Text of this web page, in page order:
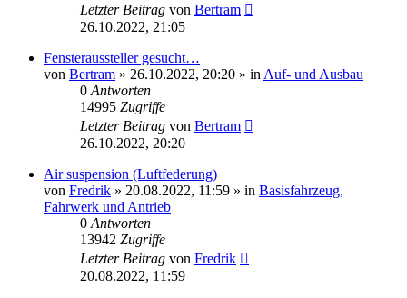
Letzter Beitrag von Bertram
26.10.2022, 21:05
Fensteraussteller gesucht…
von Bertram » 26.10.2022, 20:20 » inAuf- und Ausbau
0Antworten
14995 Zugriffe
Letzter Beitrag von Bertram
26.10.2022, 20:20
Air suspension (Luftfederung)
von Fredrik » 20.08.2022, 11:59 » in Basisfahrzeug,
Fahrwerk und Antrieb
0Antworten
13942 Zugriffe
Letzter Beitrag von Fredrik
20.08.2022, 11:59